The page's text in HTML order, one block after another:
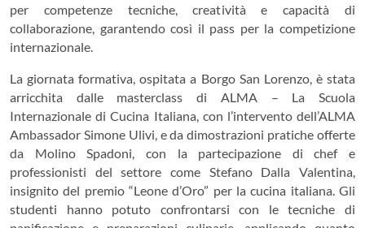
per competenze tecniche, creatività e capacità di
collaborazione, garantendo così il pass per la competizione
internazionale.
La giornata formativa, ospitata a Borgo San Lorenzo, è stata
arricchita dalle masterclass di ALMA – La Scuola
Internazionale di Cucina Italiana, con l’intervento dell’ALMA
Ambassador Simone Ulivi, e da dimostrazioni pratiche offerte
da Molino Spadoni, con la partecipazione di chef e
professionisti del settore come Stefano Dalla Valentina,
insignito del premio “Leone d’Oro” per la cucina italiana. Gli
studenti hanno potuto confrontarsi con le tecniche di